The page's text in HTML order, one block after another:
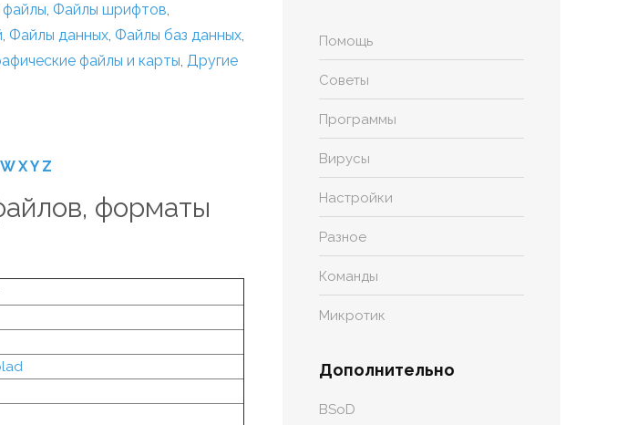
, Файлы шрифтов,
, Файлы данных, Файлы баз данных,
файлы и карты, Другие
W XY Z
форматы
Помощь
Советы
Программы
Вирусы
Настройки
Разное
Команды
Микротик
Дополнительно
BSoD